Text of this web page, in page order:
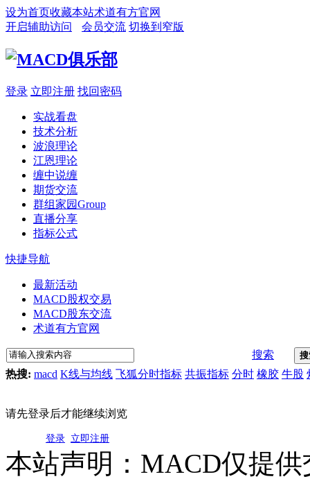
设为首页收藏本站术道有方官网
开启辅助访问
会员交流 切换到窄版
登录 立即注册 找回密码
实战看盘
技术分析
波浪理论
江恩理论
缠中说缠
期货交流
群组家园Group
直播分享
指标公式
快捷导航
最新活动
MACD股权交易
MACD股东交流
术道有方官网
搜索
热搜: macd K线与均线 飞狐分时指标 共振指标 分时 橡胶 牛股
请先登录后才能继续浏览
登录 立即注册
本站声明：MACD仅提